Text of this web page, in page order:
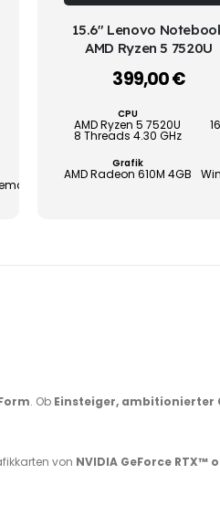
RAM
16 GB DDR5 1024
OS
WÄHLEN
15.6" Lenovo
AMD Ryzen 5 7520U
399,00€
CPU
AMD Ryzen 5 7520U
8 Threads 4.30 GHz
Grafik
AMD Radeon 610M 4GB
. Ob Einsteiger, ambitionierter
von NVIDIA GeForce RTX™